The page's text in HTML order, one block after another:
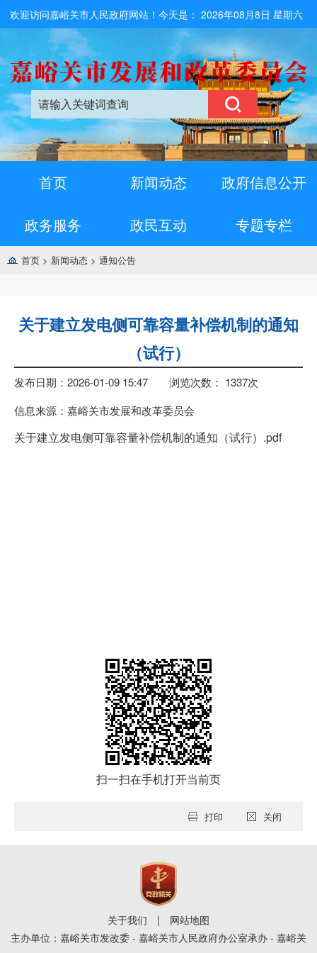
欢迎访问嘉峪关市人民政府网站！今天是：2026年08月8日 星期六
首页 新闻动态 政府信息公开
政务服务 政民互动 专题专栏
首页 > 新闻动态 > 通知公告
关于建立发电侧可靠容量补偿机制的通知
（试行）
发布日期：2026-01-09 15:47 浏览次数： 1337次
信息来源：嘉峪关市发展和改革委员会
关于建立发电侧可靠容量补偿机制的通知（试行）.pdf
扫一扫在手机打开当前页
打印 关闭
关于我们 |
网站地图
主办单位：嘉峪关市发改委 - 嘉峪关市人民政府办公室承办 - 嘉峪关